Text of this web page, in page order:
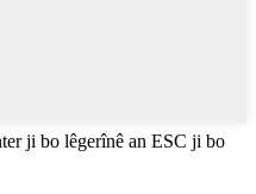
ji bo lêgerînê an ESC ji bo